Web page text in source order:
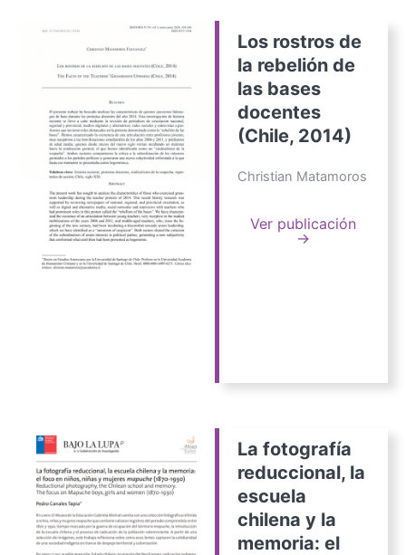
Los rostros de
la rebelión de
las bases
docentes
(Chile, 2014)
Christian Matamoros
Ver publicación
→
La fotografía
reduccional, la
escuela
chilena y la
memoria: el